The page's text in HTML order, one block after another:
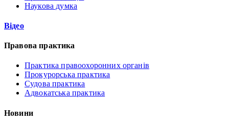
Наукова думка
Відео
Правова практика
Практика правоохоронних органів
Прокурорська практика
Судова практика
Адвокатська практика
Новини